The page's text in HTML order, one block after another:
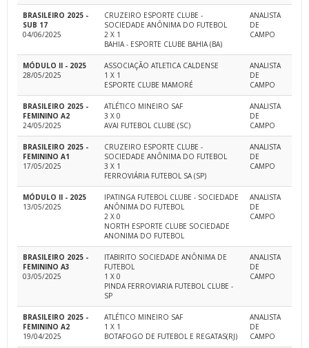
BRASILEIRO 2025 -
SUB 17
04/06/2025
CRUZEIRO ESPORTE CLUBE -
SOCIEDADE ANÔNIMA DO FUTEBOL
2 X 1
BAHIA - ESPORTE CLUBE BAHIA (BA)
ANALISTA
DE
CAMPO
MÓDULO II - 2025
28/05/2025
ASSOCIAÇÃO ATLETICA CALDENSE
1 X 1
ESPORTE CLUBE MAMORÉ
ANALISTA
DE
CAMPO
BRASILEIRO 2025 -
FEMININO A2
24/05/2025
ATLÉTICO MINEIRO SAF
3 X 0
AVAI FUTEBOL CLUBE (SC)
ANALISTA
DE
CAMPO
BRASILEIRO 2025 -
FEMININO A1
17/05/2025
CRUZEIRO ESPORTE CLUBE -
SOCIEDADE ANÔNIMA DO FUTEBOL
3 X 1
FERROVIÁRIA FUTEBOL SA (SP)
ANALISTA
DE
CAMPO
MÓDULO II - 2025
13/05/2025
IPATINGA FUTEBOL CLUBE - SOCIEDADE
ANÔNIMA DO FUTEBOL
2 X 0
NORTH ESPORTE CLUBE SOCIEDADE
ANONIMA DO FUTEBOL
ANALISTA
DE
CAMPO
BRASILEIRO 2025 -
FEMININO A3
03/05/2025
ITABIRITO SOCIEDADE ANÔNIMA DE
FUTEBOL
1 X 0
PINDA FERROVIARIA FUTEBOL CLUBE -
SP
ANALISTA
DE
CAMPO
BRASILEIRO 2025 -
FEMININO A2
19/04/2025
ATLÉTICO MINEIRO SAF
1 X 1
BOTAFOGO DE FUTEBOL E REGATAS(RJ)
ANALISTA
DE
CAMPO